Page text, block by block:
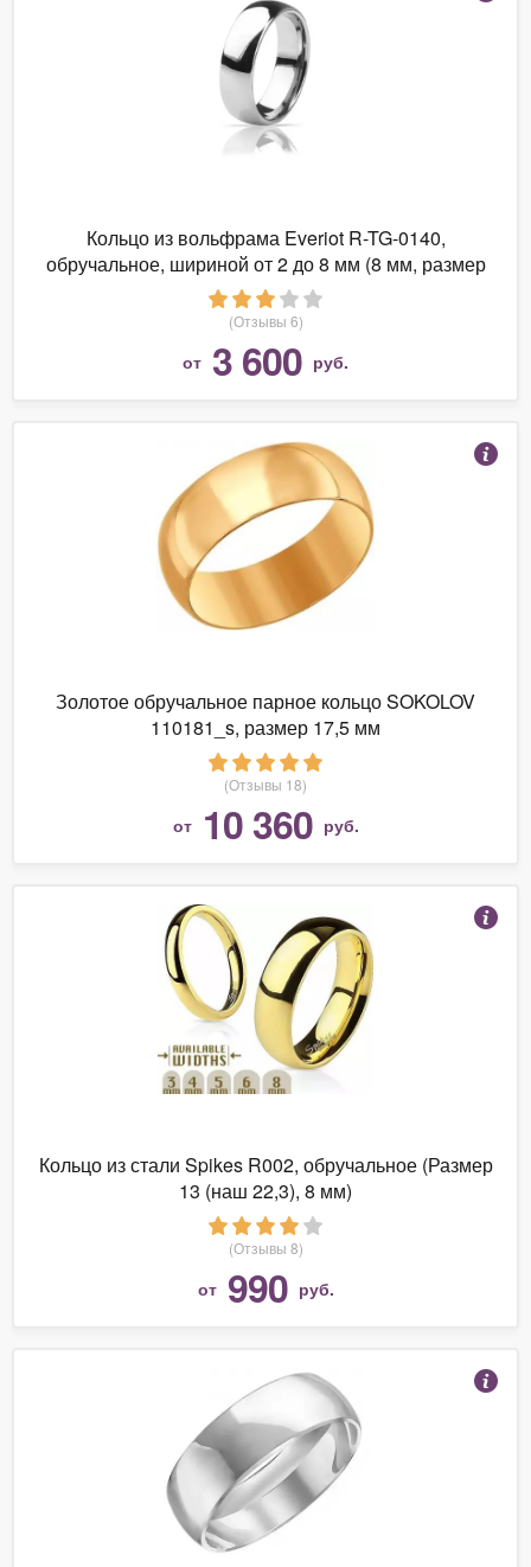
Кольцо из вольфрама Everiot R-TG-0140,
обручальное, шириной от 2 до 8 мм (8 мм, размер
12 (наш 21,5))
(Отзывы 6)
от 3 600 руб.
Золотое обручальное парное кольцо SOKOLOV
110181_s, размер 17,5 мм
(Отзывы 18)
от 10 360 руб.
Кольцо из стали Spikes R002, обручальное (Размер
13 (наш 22,3), 8 мм)
(Отзывы 8)
от 990 руб.